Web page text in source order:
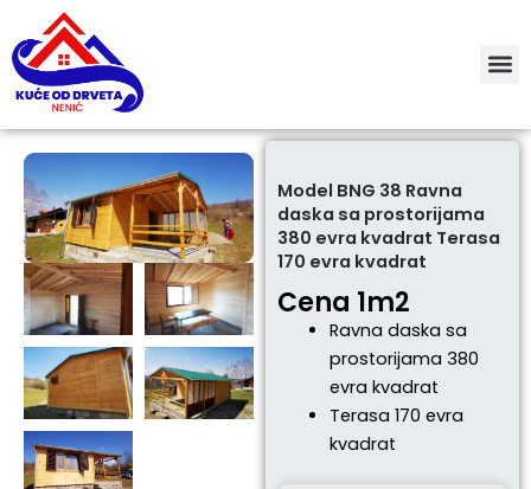
на
садржај
Model BNG 38 Ravna
daska sa prostorijama
380 evra kvadrat Terasa
170 evra kvadrat
Cena 1m2
Ravna daska sa
prostorijama 380
evra kvadrat
Terasa 170 evra
kvadrat